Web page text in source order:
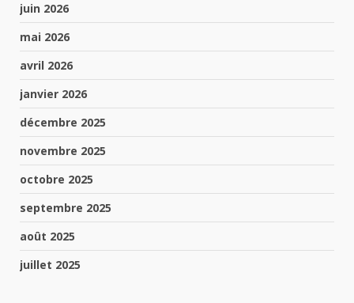
juin 2026
mai 2026
avril 2026
janvier 2026
décembre 2025
novembre 2025
octobre 2025
septembre 2025
août 2025
juillet 2025